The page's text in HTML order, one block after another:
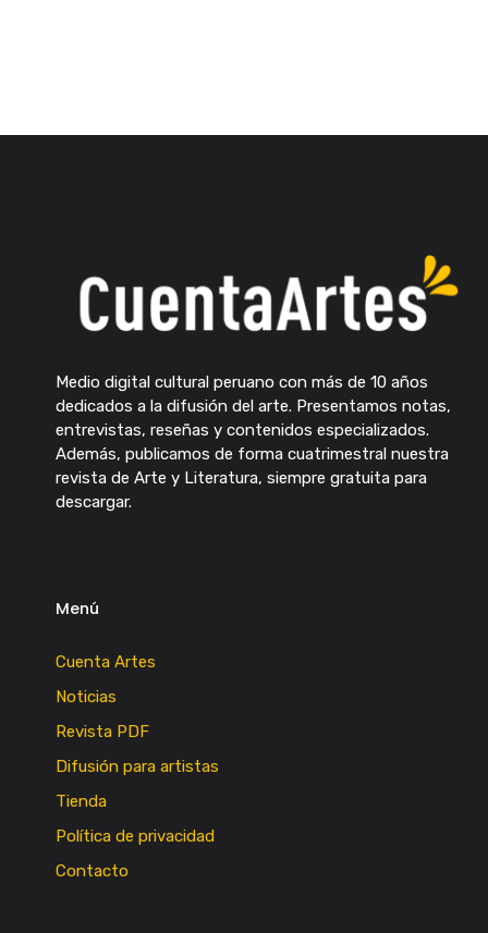
Medio digital cultural peruano con más de 10 años
dedicados a la difusión del arte. Presentamos notas,
entrevistas, reseñas y contenidos especializados.
Además, publicamos de forma cuatrimestral nuestra
revista de Arte y Literatura, siempre gratuita para
descargar.
Menú
Cuenta Artes
Noticias
Revista PDF
Difusión para artistas
Tienda
Política de privacidad
Contacto